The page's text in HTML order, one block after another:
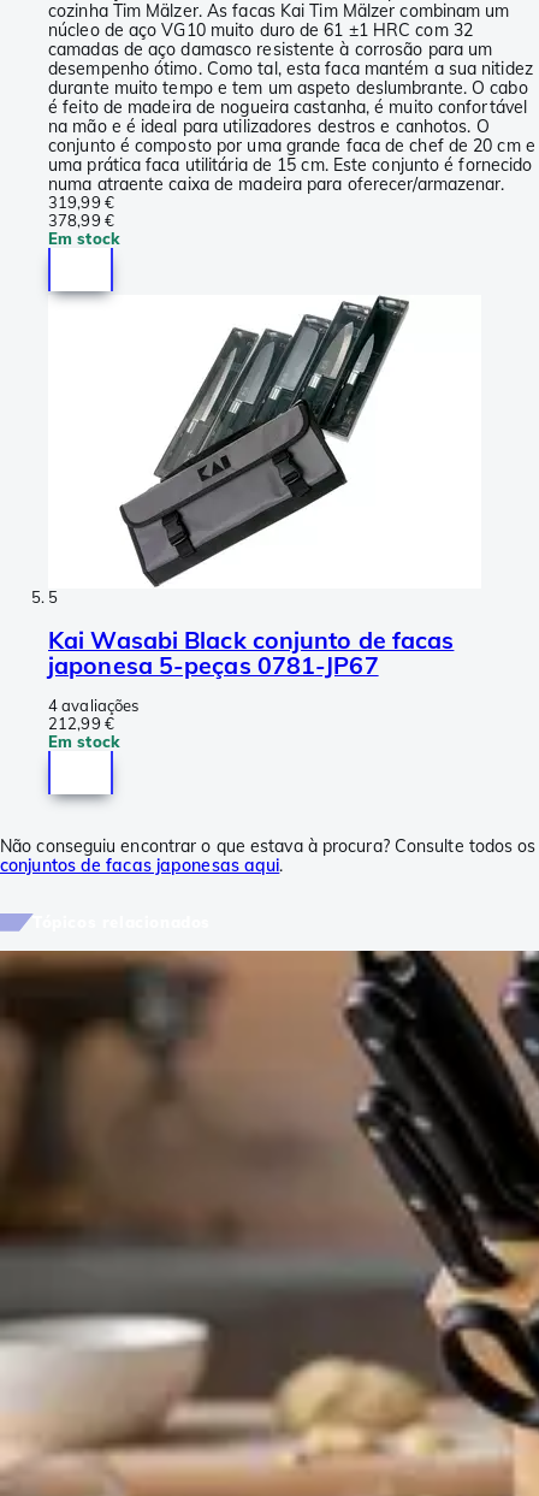
cozinha Tim Mälzer. As facas Kai Tim Mälzer combinam um
núcleo de aço VG10 muito duro de 61 ±1 HRC com 32
camadas de aço damasco resistente à corrosão para um
desempenho ótimo. Como tal, esta faca mantém a sua nitidez
durante muito tempo e tem um aspeto deslumbrante. O cabo
é feito de madeira de nogueira castanha, é muito confortável
na mão e é ideal para utilizadores destros e canhotos. O
conjunto é composto por uma grande faca de chef de 20 cm e
uma prática faca utilitária de 15 cm. Este conjunto é fornecido
numa atraente caixa de madeira para oferecer/armazenar.
319,99 €
378,99 €
Em stock
5
Kai Wasabi Black conjunto de facas
japonesa 5-peças 0781-JP67
4 avaliações
212,99 €
Em stock
Não conseguiu encontrar o que estava à procura? Consulte todos os
conjuntos de facas japonesas aqui.